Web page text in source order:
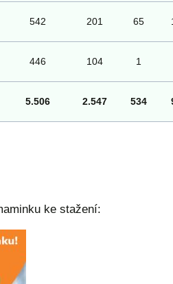
542 201 65
446 104 1
5.506 2.547 534
ke stažení: